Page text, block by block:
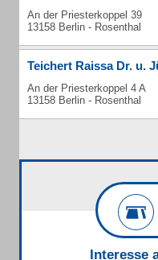
An der Priesterkoppel 39
13158 Berlin - Rosenthal
Teichert Raissa Dr. u.
An der Priesterkoppel 4 A
13158 Berlin - Rosenthal
Interesse